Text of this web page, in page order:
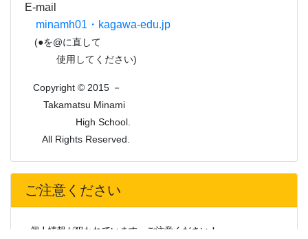
E-mail
minamh01・kagawa-edu.jp
(●を@に直して
使用してください)
Copyright © 2015 －
Takamatsu Minami
High School.
All Rights Reserved.
ご注意ください
個人情報が狙われています。ご注意ください！